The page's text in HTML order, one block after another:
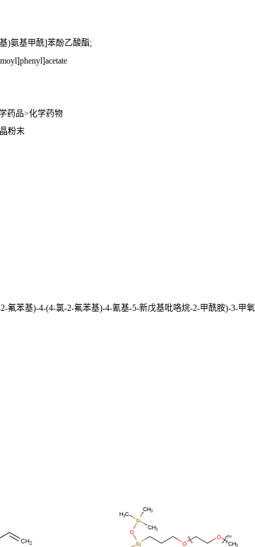
)氨基甲酰]苯酚乙酸酯;
药品>化学药物
粉末
2-氟苯基)-4-(4-氯-2-氟苯基)-4-氰基-5-新戊基吡咯烷-2-甲酰胺)-3-甲